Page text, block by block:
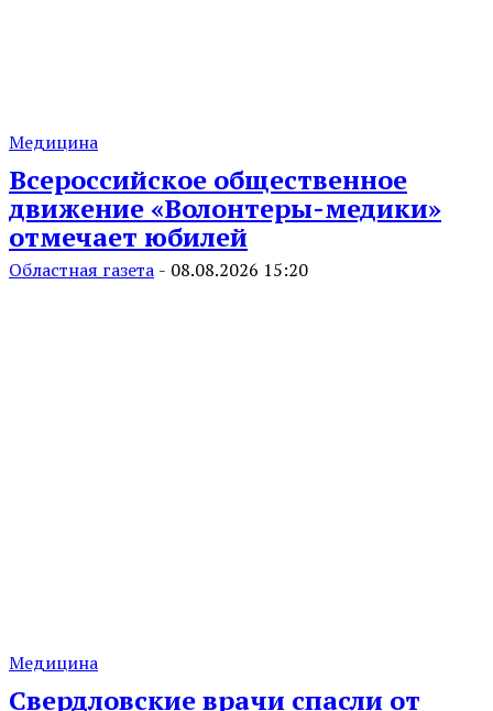
Медицина
Всероссийское общественное
движение «Волонтеры-медики»
отмечает юбилей
Областная газета - 08.08.2026 15:20
Медицина
Свердловские врачи спасли от